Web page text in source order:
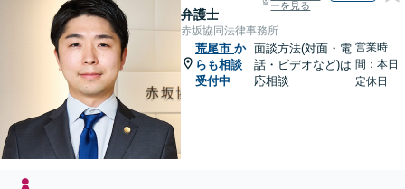
弁護士
ーを見る
赤坂協同法律事務所
荒尾市 か
らも相談
受付中
面談方法(対面・電
話・ビデオなど)は
応相談
営業時
間：本日
定休日